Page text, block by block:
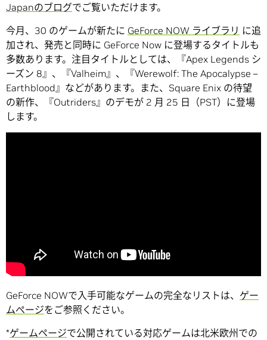
Japanのブログでご覧いただけます。
今月、30 のゲームが新たに GeForce NOW ライブラリ に追
加され、発売と同時に GeForce Now に登場するタイトルも
多数あります。注目タイトルとしては、『Apex Legends シ
ーズン 8』、『Valheim』、『Werewolf: The Apocalypse –
Earthblood』などがあります。また、Square Enix の待望
の新作、『Outriders』のデモが 2 月 25 日（PST）に登場
します。
GeForce NOWで入手可能なゲームの完全なリストは、 ゲー
ムぺージをご参照ください。
*ゲームページで公開されている対応ゲームは北米欧州での